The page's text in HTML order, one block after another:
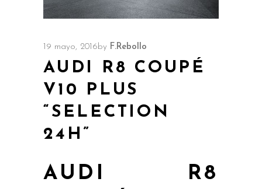
19 mayo, 2016by F.Rebollo
AUDI R8 COUPÉ
V10 PLUS
“SELECTION
24H”
AUDI R8